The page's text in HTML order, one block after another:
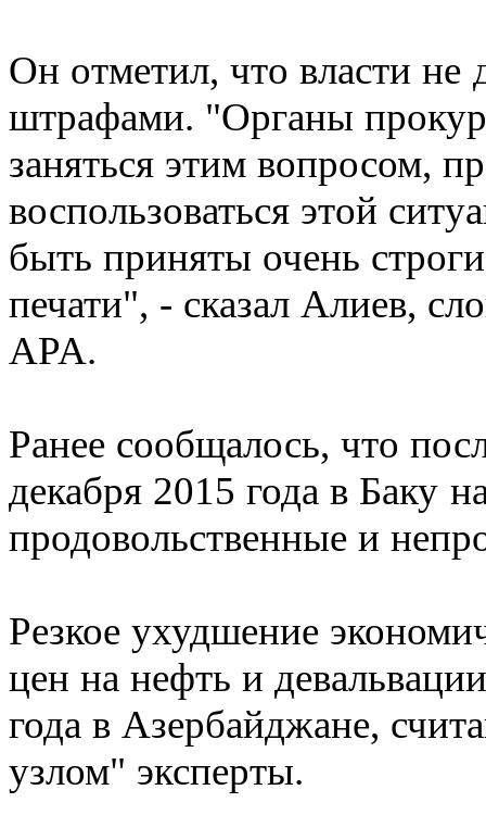
Он отметил, что власти не
штрафами. "Органы
заняться этим вопросом,
воспользоваться этой
быть приняты очень
печати", - сказал Алиев,
APA.
Ранее сообщалось, что
декабря 2015 года в Баку
продовольственные и
Резкое ухудшение
цен на нефть и
года в Азербайджане,
узлом" эксперты.